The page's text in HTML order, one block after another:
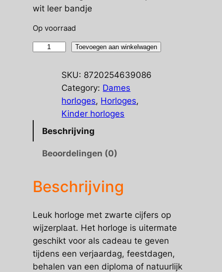
wit leer bandje
Op voorraad
Zwarte
horloge
Toevoegen aan winkelwagen
SKU: 8720254639086
Category: Dames
horloges, Horloges
Kinder horloges
Beschrijving
Beoordelingen (0)
Beschrijving
Leuk horloge met zwarte cijfers op
wijzerplaat. Het horloge is uitermate
geschikt voor als cadeau te geven
tijdens een verjaardag, feestdagen,
behalen van een diploma of natuurlijk